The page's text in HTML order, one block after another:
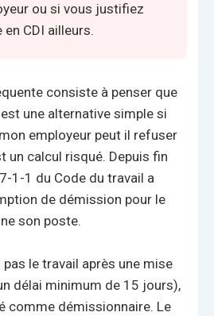
ou si vous justifiez
en CDI ailleurs.
consiste à penser que
une alternative simple si
employeur peut il refuser
un calcul risqué. Depuis fin
1-1 du Code du travail a
de démission pour le
son poste.
pas le travail après une mise
délai minimum de 15 jours),
comme démissionnaire. Le